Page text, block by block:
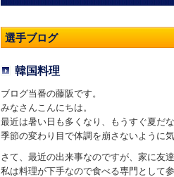
選手ブログ
韓国料理
ブログ当番の藤阪です。
みなさんこんにちは。
最近は暑い日も多くなり、もうすぐ夏だ
季節の変わり目で体調を崩さないように
さて、最近の出来事なのですが、家に友
私は料理が下手なので食べる専門として